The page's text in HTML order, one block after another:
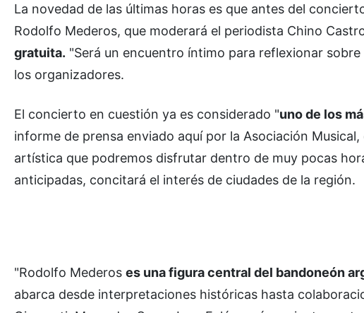
La novedad de las últimas horas es que antes del
Rodolfo Mederos, que moderará el periodista Chino
gratuita. "Será un encuentro íntimo para reflexionar
los organizadores.
El concierto en cuestión ya es considerado "uno de los
informe de prensa enviado aquí por la Asociación
artística que podremos disfrutar dentro de muy pocas
anticipadas, concitará el interés de ciudades de la región.
"Rodolfo Mederos es una figura central del bandoneón
abarca desde interpretaciones históricas hasta